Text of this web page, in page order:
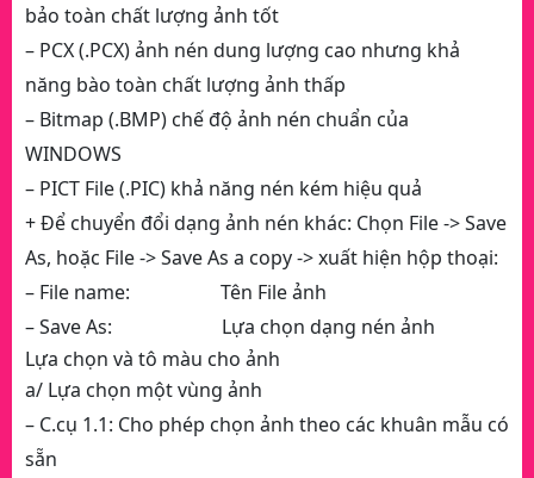
bảo toàn chất lượng ảnh tốt
– PCX (.PCX) ảnh nén dung lượng cao nhưng khả
năng bào toàn chất lượng ảnh thấp
– Bitmap (.BMP) chế độ ảnh nén chuẩn của
WINDOWS
– PICT File (.PIC) khả năng nén kém hiệu quả
+ Để chuyển đổi dạng ảnh nén khác: Chọn File -> Save
As, hoặc File -> Save As a copy -> xuất hiện hộp thoại:
– File name: Tên File ảnh
– Save As: Lựa chọn dạng nén ảnh
Lựa chọn và tô màu cho ảnh
a/ Lựa chọn một vùng ảnh
– C.cụ 1.1: Cho phép chọn ảnh theo các khuân mẫu có
sẵn